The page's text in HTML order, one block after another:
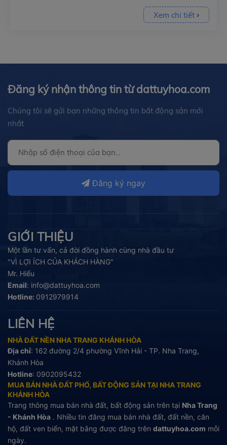
Xem chi tiết
Đăng ký nhận thông tin từ dattuyhoa.com
Chúng tôi sẽ gửi bạn những thông tin bất động sản mới
nhất
Đăng ký ngay
GIỚI THIỆU
Một lần tư vấn, cả đời đồng hành cùng nhà đầu tư
"VÌ LỢI ÍCH CỦA KHÁCH HÀNG"
Mr. Hiếu
Email: info@dattuyhoa.com
Hotline: 0912979914
LIÊN HỆ
NHÀ ĐẤT NỀN NHA TRANG KHÁNH HÒA
Địa chỉ: 162 đường 2/4 phường Vĩnh Hải - TP. Nha Trang,
Khánh Hòa
Hotline: 0902095432
MUA BÁN NHÀ ĐẤT PHỐ, BẤT ĐỘNG SẢN TẠI NHA TRANG
KHÁNH HÒA
Trang thông mua bán nhà đất, bất động sản trên tại Nha Trang
- Khánh Hòa . Nhiều tin đăng mua bán nhà đất, đất nền, căn
hộ, đất ven biển, mặt bằng được đăng trên dattuyhoa.com mỗi
ngày.